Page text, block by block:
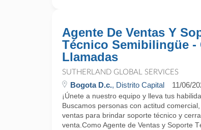
Agente De Ventas Y
Técnico Semibilingüe -
Llamadas
SUTHERLAND GLOBAL SERVICES
Bogota D.c., Distrito Capital 11/06/
¡Únete a nuestro equipo y lleva tus
Buscamos personas con actitud
ventas para brindar soporte técnico y
venta.Como Agente de Ventas y Soporte